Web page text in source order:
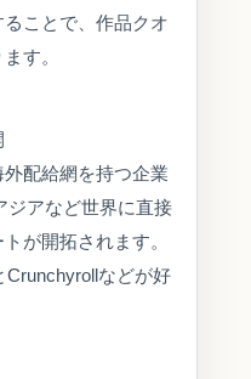
ことで、作品クオ
す。
配給網を持つ企業
ジアなど世界に直接
が開拓されます。
などが好